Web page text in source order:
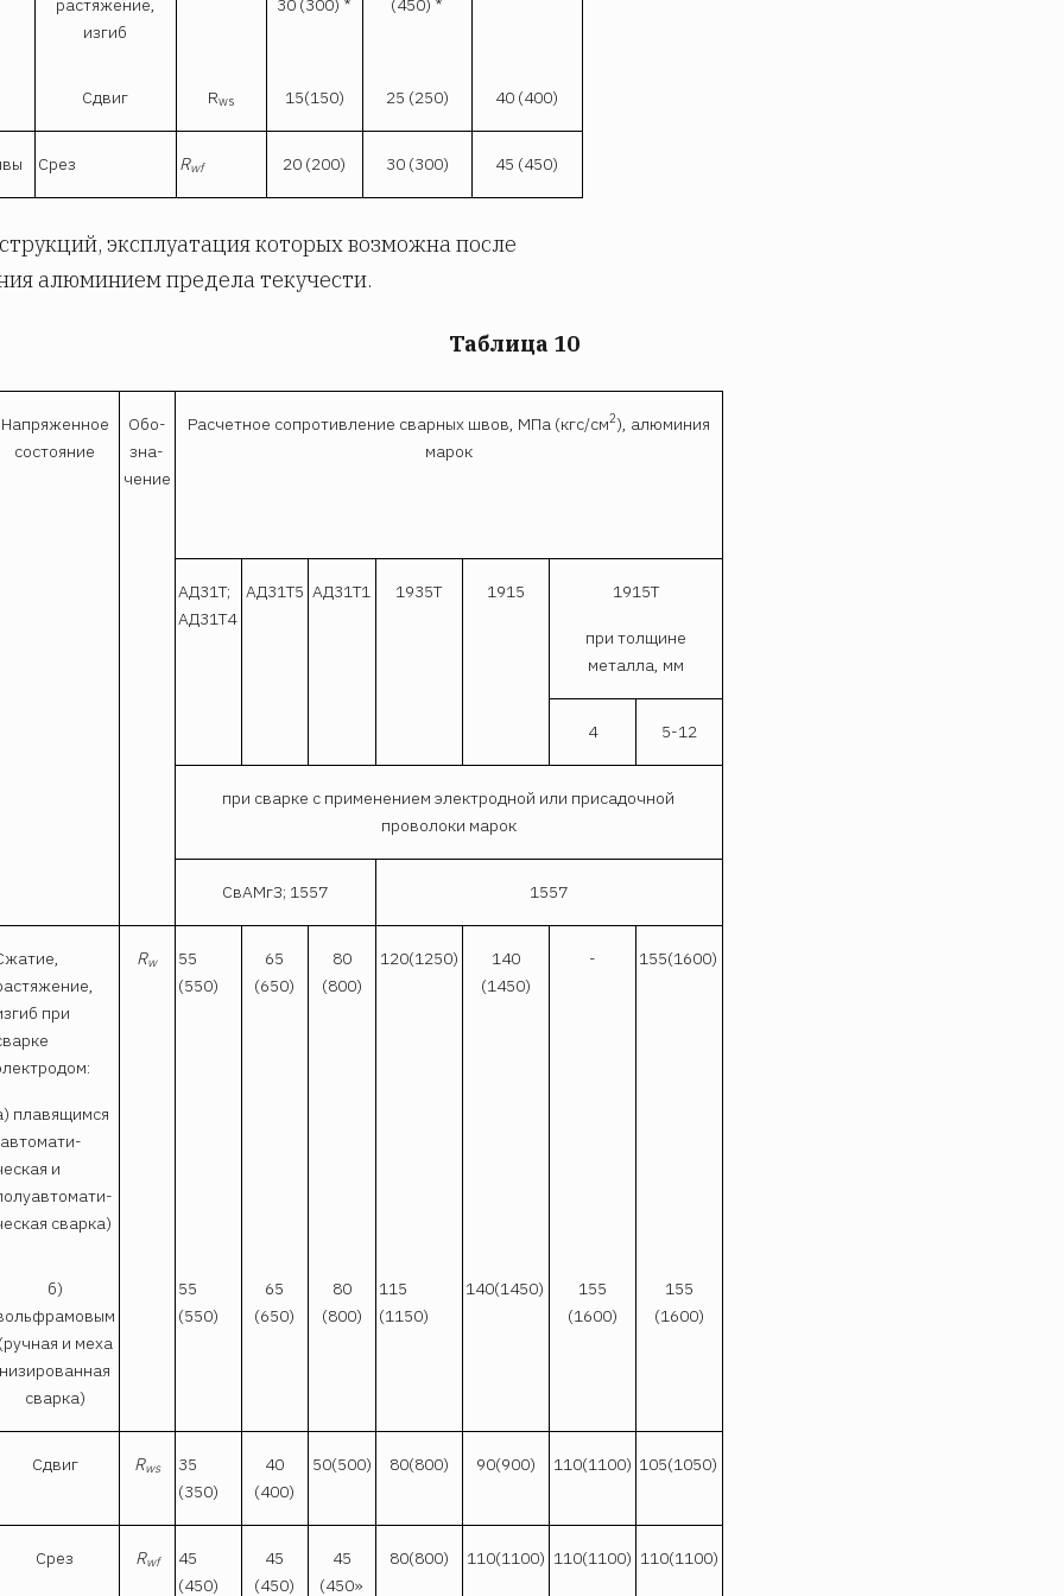
растяжение,
изгиб
30 (300) *
(450) *
Сдвиг Rws 15(150) 25 (250) 40 (400)
Срез Rwf 20 (200) 30 (300) 45 (450)
эксплуатация которых возможна после
алюминием предела текучести.
Таблица 10
Напряжен­­ное
состояние
Обо­
зна­
чение
Расчетное сопротивление сварных швов, МПа (кгс/см2), алюминия
марок
АД31Т;
АД31Т4
АД31Т5 АД31Т1 1935T 1915 1915T
при толщине
металла, мм
4 5-12
при сварке с применением электродной или присадочной
проволоки марок
СвАМгЗ; 1557 1557
при
плавящимся
и
сварка)
Rw
55
(550)
65
(650)
80
(800)
120(1250)
140
(1450)
- 155(1600)
б)
(ручная и меха
низированная
сварка)
55
(550)
65
(650)
80
(800)
115
(1150)
140(1450)
155
(1600)
155
(1600)
Сдвиг Rws
35
(350)
40
(400)
50(500) 80(800) 90(900) 110(1100) 105(1050)
Срез Rwf
45
(450)
45
(450)
45
(450»
80(800) 110(1100) 110(1100) 110(1100)